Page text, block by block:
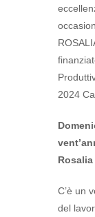
2024
Rosalia
C’è un
del